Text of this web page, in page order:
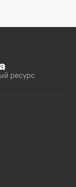
ресурс